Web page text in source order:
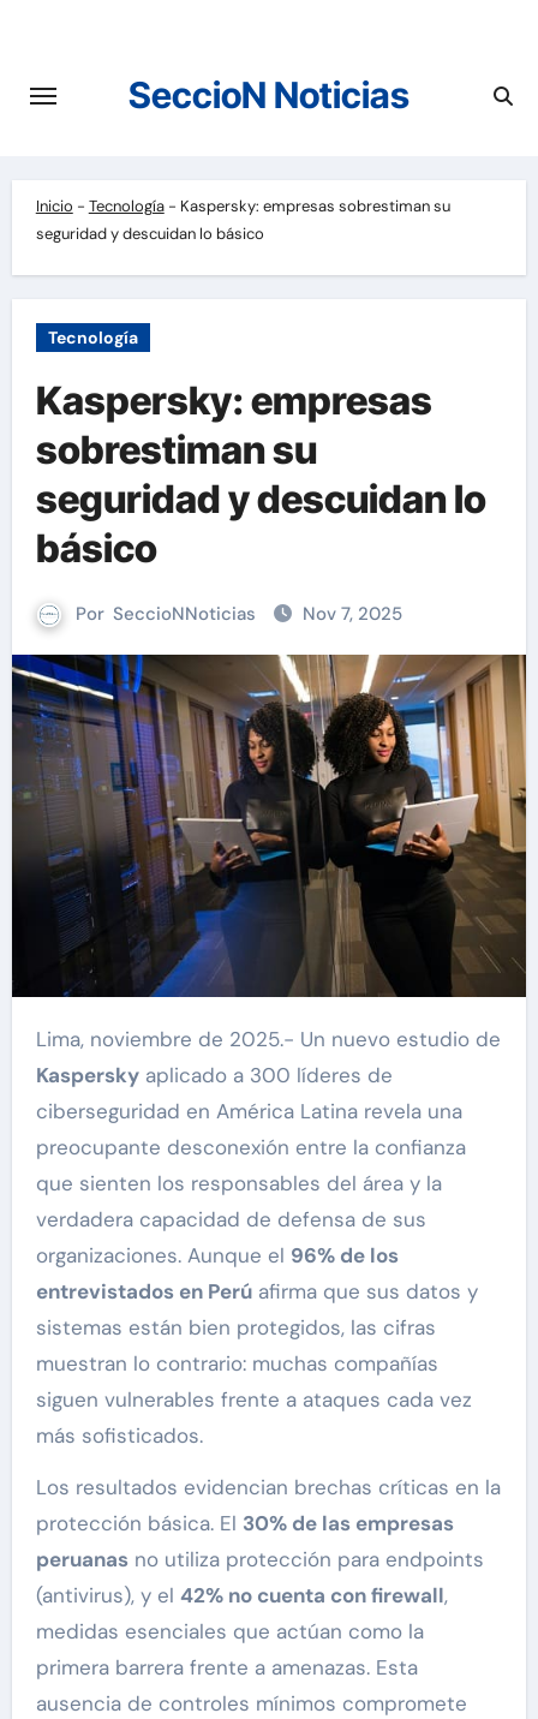
contenido
SeccioN Noticias
Inicio - Tecnología- Kaspersky: empresas sobrestiman su
seguridad y descuidan lo básico
Tecnología
Kaspersky: empresas
sobrestiman su
seguridad y descuidan lo
básico
Por SeccioNNoticias Nov 7, 2025
Lima, noviembre de 2025.- Un nuevo estudio de
Kasperskyaplicado a 300 líderes de
ciberseguridad en América Latina revela una
preocupante desconexión entre la confianza
que sienten los responsables del área y la
verdadera capacidad de defensa de sus
organizaciones. Aunque el 96% de los
entrevistados en Perúafirma que sus datos y
sistemas están bien protegidos, las cifras
muestran lo contrario: muchas compañías
siguen vulnerables frente a ataques cada vez
más sofisticados.
Los resultados evidencian brechas críticas en la
protección básica. El 30% de las empresas
peruanasno utiliza protección para endpoints
(antivirus), y el 42% no cuenta con firewall,
medidas esenciales que actúan como la
primera barrera frente a amenazas. Esta
ausencia de controles mínimos compromete